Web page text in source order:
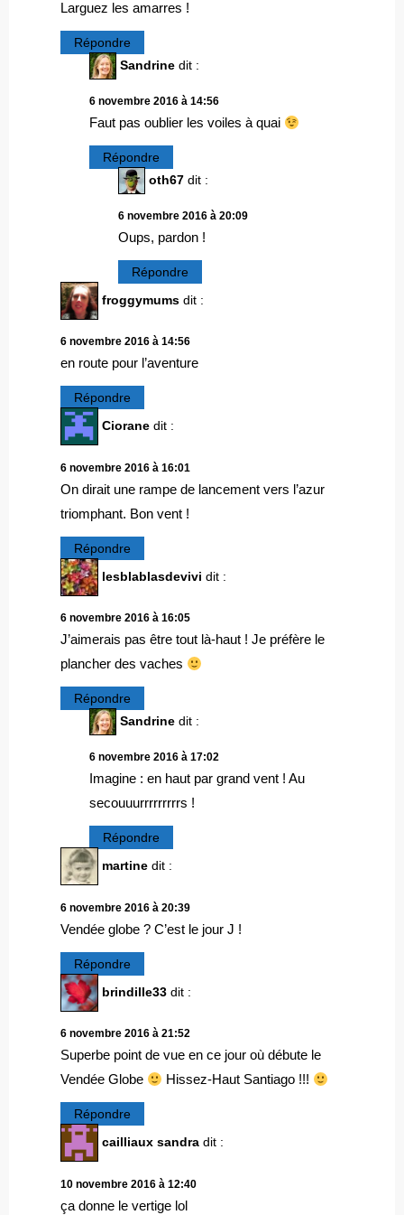
Larguez les amarres !
Répondre
Sandrine dit :
6 novembre 2016 à 14:56
Faut pas oublier les voiles à quai
Répondre
oth67 dit :
6 novembre 2016 à 20:09
Oups, pardon !
Répondre
froggymums dit :
6 novembre 2016 à 14:56
en route pour l’aventure
Répondre
Ciorane dit :
6 novembre 2016 à 16:01
On dirait une rampe de lancement vers l’azur
triomphant. Bon vent !
Répondre
lesblablasdevivi dit :
6 novembre 2016 à 16:05
J’aimerais pas être tout là-haut ! Je préfère le
plancher des vaches
Répondre
Sandrine dit :
6 novembre 2016 à 17:02
Imagine : en haut par grand vent ! Au
secouuurrrrrrrrrs !
Répondre
martine dit :
6 novembre 2016 à 20:39
Vendée globe ? C’est le jour J !
Répondre
brindille33 dit :
6 novembre 2016 à 21:52
Superbe point de vue en ce jour où débute le
Vendée Globe
Hissez-Haut Santiago !!!
Répondre
cailliaux sandra dit :
10 novembre 2016 à 12:40
ça donne le vertige lol